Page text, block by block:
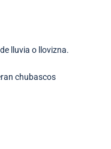
lluvia o llovizna.
chubascos